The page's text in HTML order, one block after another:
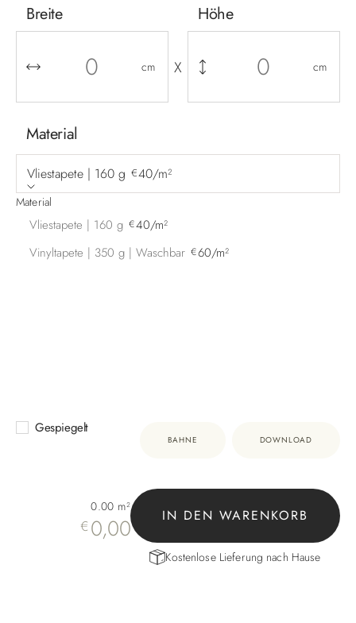
Breite
cm X
Höhe
cm
Material
Vliestapete | 160 g €40/m²
Material
Vliestapete | 160 g €40/m²
Vinyltapete | 350 g | Waschbar €60/m²
Gespiegelt
BAHNE DOWNLOAD
0.00 m²
€ 0,00 IN DEN WARENKORB
Kostenlose Lieferung nach Hause